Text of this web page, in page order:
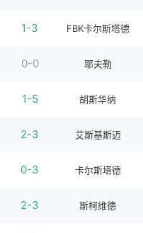
1-3 FBK卡尔斯塔德
0-0 耶夫勒
1-5 胡斯华纳
2-3 艾斯基斯迈
0-3 卡尔斯塔德
2-3 斯柯维德